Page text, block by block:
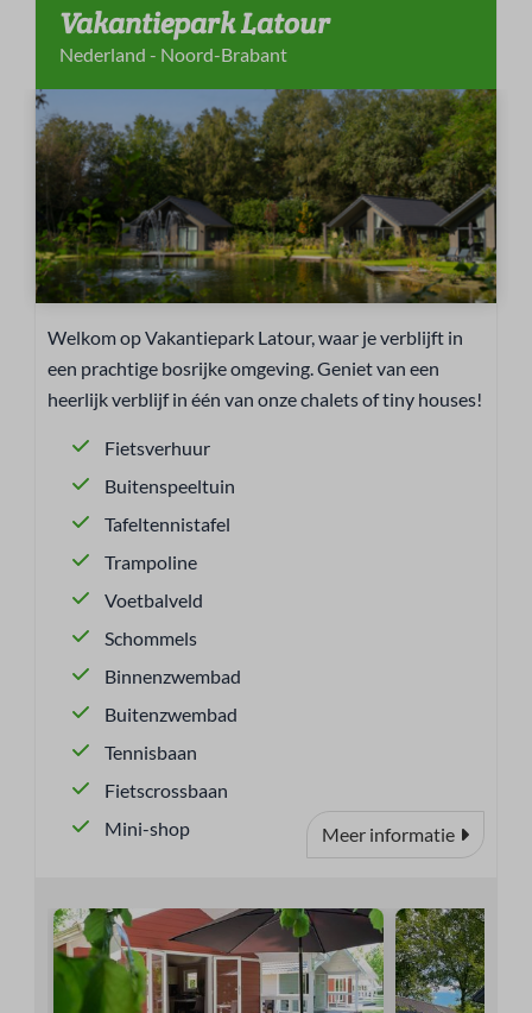
Vakantiepark Latour
Nederland - Noord-Brabant
Welkom op Vakantiepark Latour, waar je verblijft in
een prachtige bosrijke omgeving. Geniet van een
heerlijk verblijf in één van onze chalets of tiny houses!
Fietsverhuur
Buitenspeeltuin
Tafeltennistafel
Trampoline
Voetbalveld
Schommels
Binnenzwembad
Buitenzwembad
Tennisbaan
Fietscrossbaan
Mini-shop
Meer informatie